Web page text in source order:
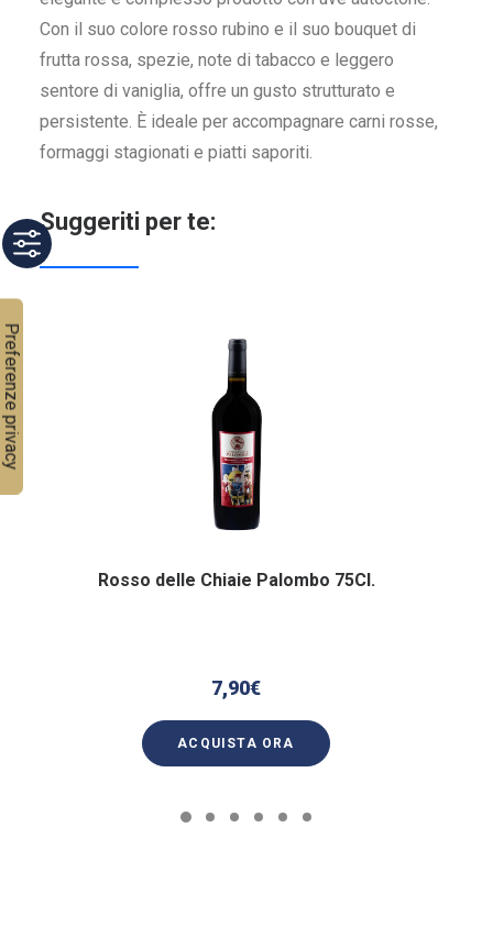
Con il suo colore rosso rubino e il suo bouquet di
frutta rossa, spezie, note di tabacco e leggero
sentore di vaniglia, offre un gusto strutturato e
persistente. È ideale per accompagnare carni rosse,
formaggi stagionati e piatti saporiti.
Suggeriti per te:
Rosso delle Chiaie Palombo 75Cl.
7,90€
ACQUISTA ORA